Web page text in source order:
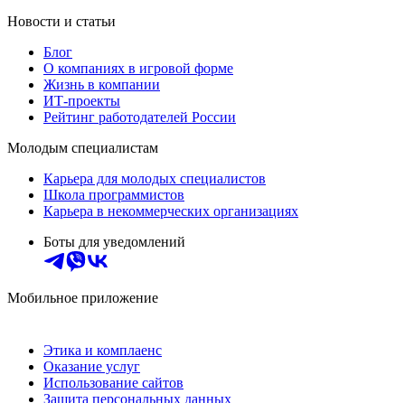
Новости и статьи
Блог
О компаниях в игровой форме
Жизнь в компании
ИТ-проекты
Рейтинг работодателей России
Молодым специалистам
Карьера для молодых специалистов
Школа программистов
Карьера в некоммерческих организациях
Боты для уведомлений
Мобильное приложение
Этика и комплаенс
Оказание услуг
Использование сайтов
Защита персональных данных